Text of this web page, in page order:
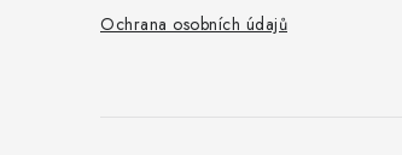
Ochrana osobních údajů